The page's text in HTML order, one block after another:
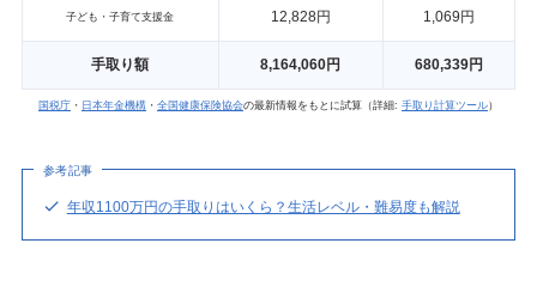
子ども・子育て支援金 12,828円 1,069円
手取り額 8,164,060円 680,339円
国税庁 ・ 日本年金機構 ・ 全国健康保険協会の最新情報をもとに試算（詳細: 手取り計算ツール）
参考記事
年収1100万円の手取りはいくら？生活レベル・難易度も解説